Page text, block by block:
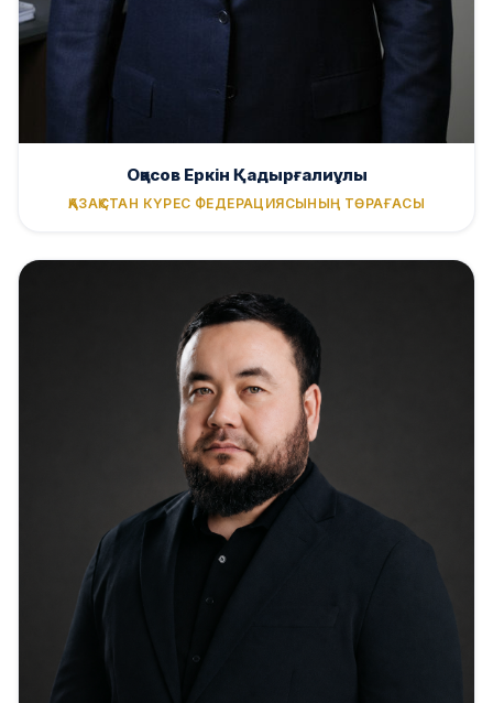
Оқасов Еркін Қадырғалиұлы
ҚАЗАҚСТАН КҮРЕС ФЕДЕРАЦИЯСЫНЫҢ ТӨРАҒАСЫ